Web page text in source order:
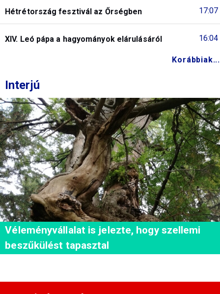
17:07
Hétrétország fesztivál az Őrségben
16:04
XIV. Leó pápa a hagyományok elárulásáról
Korábbiak...
Interjú
Véleményvállalat is jelezte, hogy szellemi
beszűkülést tapasztal